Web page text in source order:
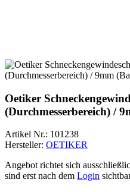
Oetiker
(Durchmesserbereich) /
Artikel Nr.: 101238
Hersteller: OETIKER
Angebot richtet sich
sind erst nach dem Login